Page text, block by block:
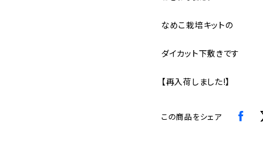
なめこ栽培キットの
ダイカット下敷きです
【再入荷しました!】
この商品をシェア